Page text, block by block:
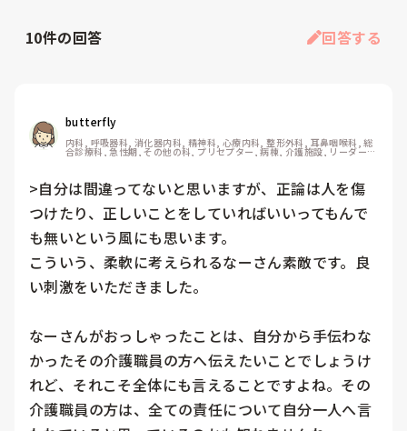
10件の回答 回答する
butterfly
内科, 呼吸器科, 消化器内科, 精神科, 心療内科, 整形外科, 耳鼻咽喉科, 総
合診療科, 急性期, その他の科, プリセプター, 病棟, 介護施設, リーダー,
一般病院, 慢性期, 終末期, 透析, 派遣
>自分は間違ってないと思いますが、正論は人を傷
つけたり、正しいことをしていればいいってもんで
も無いという風にも思います。
こういう、柔軟に考えられるなーさん素敵です。良
い刺激をいただきました。
なーさんがおっしゃったことは、自分から手伝わな
かったその介護職員の方へ伝えたいことでしょうけ
れど、それこそ全体にも言えることですよね。その
介護職員の方は、全ての責任について自分一人へ言